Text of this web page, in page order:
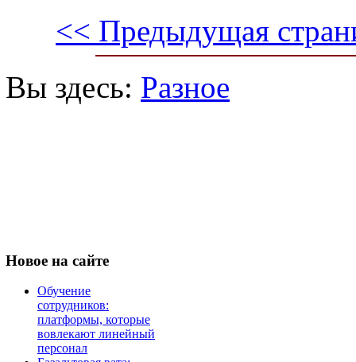
<< Предыдущая
Вы здесь: Разное
Новое на сайте
Обучение
сотрудников:
платформы, которые
вовлекают линейный
персонал